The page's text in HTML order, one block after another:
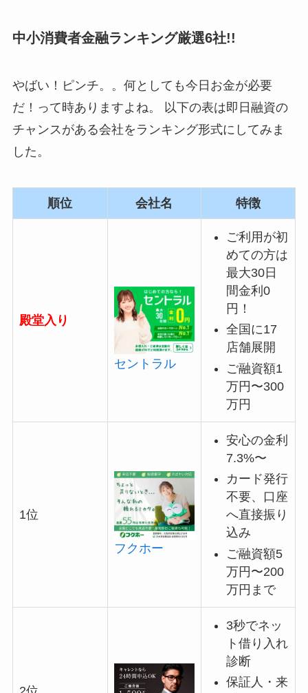
中小消費者金融ランキング厳選6社!!
やばい！ピンチ。。何としても今日お金が必要
だ！って時ありますよね。 以下の表は即日融資の
チャンスがある会社をランキング形式にしてみま
した。
順位 会社名 特徴
殿堂入り
セントラル
ご利用が初
めての方は
最大30日
間金利0
円！
全国に17
店舗展開
ご融資額1
万円〜300
万円
1位
フクホー
安心の金利
7.3%〜
カード発行
不要、口座
へ直接振り
込み
ご融資額5
万円〜200
万円まで
3秒でネッ
ト借り入れ
診断
保証人・来